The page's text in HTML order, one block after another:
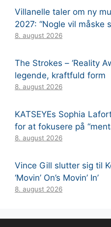
Villanelle taler om ny
2027: “Nogle vil måske
8. august 2026
The Strokes – ‘Reality
legende, kraftfuld form
8. august 2026
KATSEYEs Sophia
for at fokusere på
8. august 2026
Vince Gill slutter sig til
‘Movin’ On’s Movin’ In’
8. august 2026